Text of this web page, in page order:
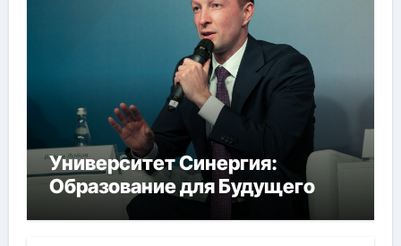
Университет Синергия:
Образование для Будущего